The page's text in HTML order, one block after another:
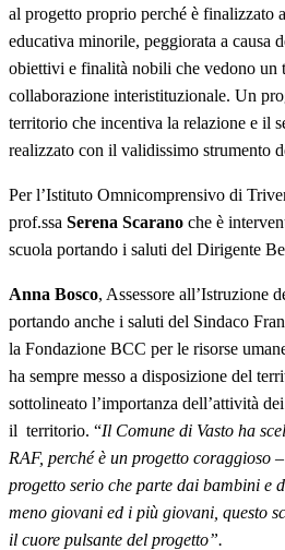
al progetto proprio perché è finalizzato
educativa minorile, peggiorata a causa
obiettivi e finalità nobili che vedono un
collaborazione interistituzionale. Un
territorio che incentiva la relazione e il
realizzato con il validissimo strumento
Per l’Istituto Omnicomprensivo di
prof.ssa Serena Scarano che è
scuola portando i saluti del Dirigente
Anna Bosco, Assessore all’Istruzione
portando anche i saluti del Sindaco
la Fondazione BCC per le risorse
ha sempre messo a disposizione del
sottolineato l’importanza dell’attività
il territorio. “Il Comune di Vasto ha
RAF, perché è un progetto coraggioso
progetto serio che parte dai bambini e
meno giovani ed i più giovani, questo
il cuore pulsante del progetto”.